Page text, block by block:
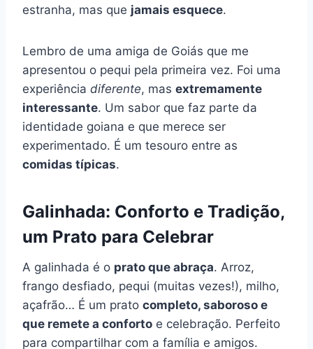
estranha, mas que jamais esquece.
Lembro de uma amiga de Goiás que me
apresentou o pequi pela primeira vez. Foi uma
experiência diferente, mas extremamente
interessante. Um sabor que faz parte da
identidade goiana e que merece ser
experimentado. É um tesouro entre as
comidas típicas.
Galinhada: Conforto e Tradição,
um Prato para Celebrar
A galinhada é o prato que abraça. Arroz,
frango desfiado, pequi (muitas vezes!), milho,
açafrão… É um prato completo, saboroso e
que remete a conforto e celebração. Perfeito
para compartilhar com a família e amigos.